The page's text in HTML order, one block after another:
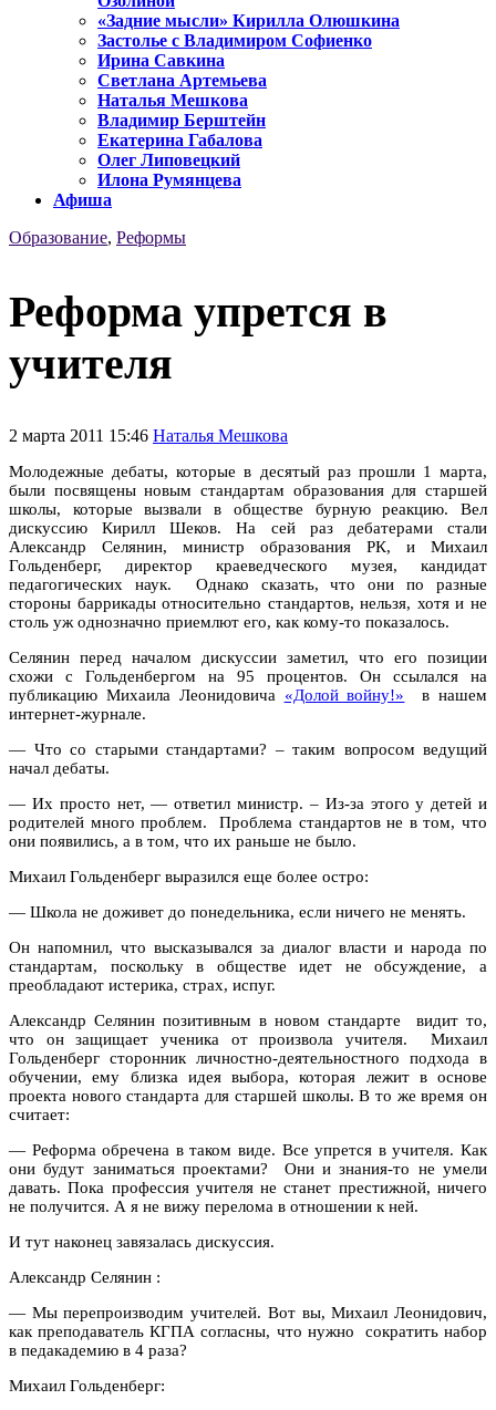
«Задние мысли» Кирилла Олюшкина
Застолье с Владимиром Софиенко
Ирина Савкина
Светлана Артемьева
Наталья Мешкова
Владимир Берштейн
Екатерина Габалова
Олег Липовецкий
Илона Румянцева
Афиша
Образование, Реформы
Реформа упрется в
учителя
2 марта 2011 15:46 Наталья Мешкова
Молодежные дебаты, которые в десятый раз прошли 1 марта,
были посвящены новым стандартам образования для старшей
школы, которые вызвали в обществе бурную реакцию. Вел
дискуссию Кирилл Шеков. На сей раз дебатерами стали
Александр Селянин, министр образования РК, и Михаил
Гольденберг, директор краеведческого музея, кандидат
педагогических наук. Однако сказать, что они по разные
стороны баррикады относительно стандартов, нельзя, хотя и не
столь уж однозначно приемлют его, как кому-то показалось.
Селянин перед началом дискуссии заметил, что его позиции
схожи с Гольденбергом на 95 процентов. Он ссылался на
публикацию Михаила Леонидовича «Долой войну!» в нашем
интернет-журнале.
— Что со старыми стандартами? – таким вопросом ведущий
начал дебаты.
— Их просто нет, — ответил министр. – Из-за этого у детей и
родителей много проблем. Проблема стандартов не в том, что
они появились, а в том, что их раньше не было.
Михаил Гольденберг выразился еще более остро:
— Школа не доживет до понедельника, если ничего не менять.
Он напомнил, что высказывался за диалог власти и народа по
стандартам, поскольку в обществе идет не обсуждение, а
преобладают истерика, страх, испуг.
Александр Селянин позитивным в новом стандарте видит то,
что он защищает ученика от произвола учителя. Михаил
Гольденберг сторонник личностно-деятельностного подхода в
обучении, ему близка идея выбора, которая лежит в основе
проекта нового стандарта для старшей школы. В то же время он
считает:
— Реформа обречена в таком виде. Все упрется в учителя. Как
они будут заниматься проектами? Они и знания-то не умели
давать. Пока профессия учителя не станет престижной, ничего
не получится. А я не вижу перелома в отношении к ней.
И тут наконец завязалась дискуссия.
Александр Селянин :
— Мы перепроизводим учителей. Вот вы, Михаил Леонидович,
как преподаватель КГПА согласны, что нужно сократить набор
в педакадемию в 4 раза?
Михаил Гольденберг: